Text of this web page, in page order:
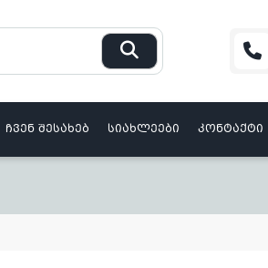
ჩვენ შესახებ სიახლეები კონტაქტი